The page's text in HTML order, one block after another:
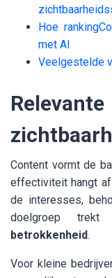
Hoe
met AI
Veelgestelde
Content vormt de
effectiviteit hangt af
de interesses,
doelgroep trekt
betrokkenheid.
Voor kleine